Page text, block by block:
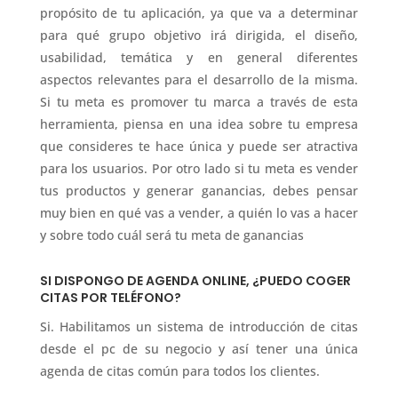
propósito de tu aplicación, ya que va a determinar
para qué grupo objetivo irá dirigida, el diseño,
usabilidad, temática y en general diferentes
aspectos relevantes para el desarrollo de la misma.
Si tu meta es promover tu marca a través de esta
herramienta, piensa en una idea sobre tu empresa
que consideres te hace única y puede ser atractiva
para los usuarios. Por otro lado si tu meta es vender
tus productos y generar ganancias, debes pensar
muy bien en qué vas a vender, a quién lo vas a hacer
y sobre todo cuál será tu meta de ganancias
SI DISPONGO DE AGENDA ONLINE, ¿PUEDO COGER
CITAS POR TELÉFONO?
Si. Habilitamos un sistema de introducción de citas
desde el pc de su negocio y así tener una única
agenda de citas común para todos los clientes.